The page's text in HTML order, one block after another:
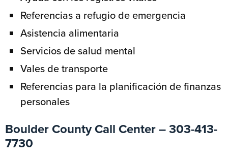
Referencias a refugio de emergencia
Asistencia alimentaria
Servicios de salud mental
Vales de transporte
Referencias para la planificación de finanzas
personales
Boulder County Call Center – 303-413-
7730